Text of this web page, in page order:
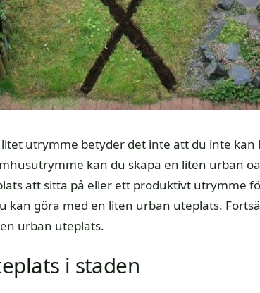
utrymme betyder det inte att du inte kan
kan du skapa en liten urban
att sitta på eller ett produktivt utrymme
kan göra med en liten urban uteplats.
urban uteplats.
i staden